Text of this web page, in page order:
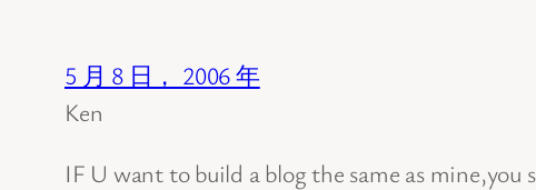
5 月 8 日， 2006 年
Ken
IF U want to build a blog the same as